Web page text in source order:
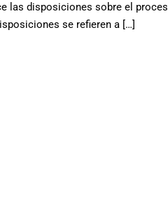
las disposiciones sobre el
se refieren a […]